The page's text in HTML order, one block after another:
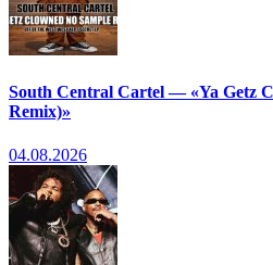
South Central Cartel — «Ya Getz
Remix)»
04.08.2026